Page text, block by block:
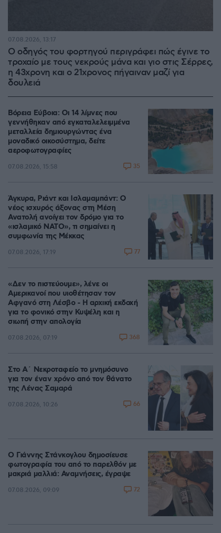
Ο οδηγός του φορτηγού περιγράφει πώς έγινε το
τροχαίο με τους νεκρούς μάνα και γιο στις Σέρρες,
η 43χρονη και ο 21χρονος πήγαιναν μαζί για
δουλειά
07.08.2026, 13:17
Βόρεια Εύβοια: Οι 14 λίμνες που
γεννήθηκαν από εγκαταλελειμμένα
μεταλλεία δημιουργώντας ένα
μοναδικό οικοσύστημα, δείτε
αεροφωτογραφίες
07.08.2026, 15:58 35
Άγκυρα, Ριάντ και Ισλαμαμπάντ: Ο
νέος ισχυρός άξονας στη Μέση
Ανατολή ανοίγει τον δρόμο για το
«ισλαμικό ΝΑΤΟ», τι σημαίνει η
συμφωνία της Μέκκας
07.08.2026, 17:19 77
«Δεν το πιστεύουμε», λένε οι
Αμερικανοί που υιοθέτησαν τον
Αφγανό στη Λέσβο - Η αρχική εκδοχή
για το φονικό στην Κυψέλη και η
σιωπή στην απολογία
07.08.2026, 07:19 368
Στο Α΄ Νεκροταφείο το μνημόσυνο
για τον έναν χρόνο από τον θάνατο
της Λένας Σαμαρά
07.08.2026, 10:26 66
Ο Γιάννης Στάνκογλου δημοσίευσε
φωτογραφία του από το παρελθόν με
μακριά μαλλιά: Αναμνήσεις, έγραψε
07.08.2026, 09:09 72